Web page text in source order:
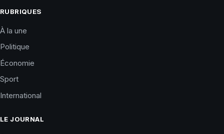
RUBRIQUES
À la une
Politique
Économie
Sport
International
LE JOURNAL